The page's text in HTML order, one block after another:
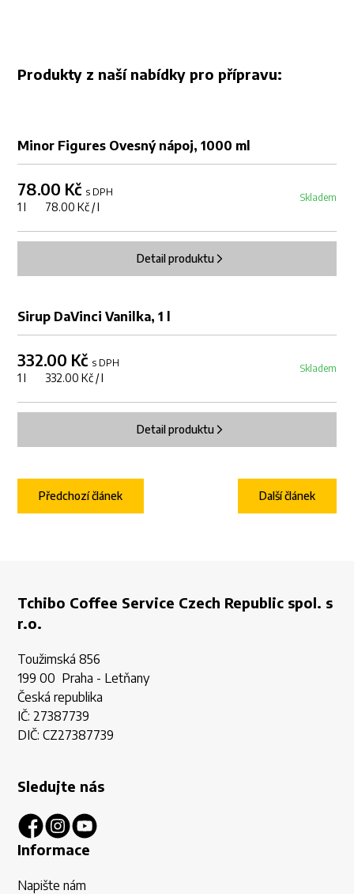
Produkty z naší nabídky pro přípravu:
Minor Figures Ovesný nápoj, 1000 ml
78.00 Kč s DPH
1 l 78.00 Kč / l
Skladem
Detail produktu
Sirup DaVinci Vanilka, 1 l
332.00 Kč s DPH
1 l 332.00 Kč / l
Skladem
Detail produktu
Další článek
Předchozí článek
Tchibo Coffee Service Czech Republic spol. s
r.o.
Toužimská 856
199 00 Praha - Letňany
Česká republika
IČ: 27387739
DIČ: CZ27387739
Sledujte nás
Informace
Napište nám